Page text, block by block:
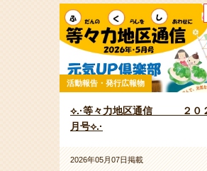
活動報告・発行広報物
⟡.·等々力地区通信 ２０
月号⟡.·
2026年05月07日掲載